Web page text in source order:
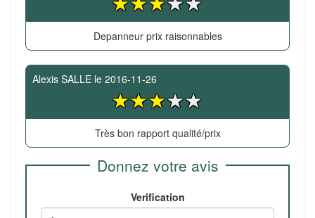
Depanneur prix raisonnables
Alexis SALLE le 2016-11-26
Très bon rapport qualité/prix
Donnez votre avis
Verification